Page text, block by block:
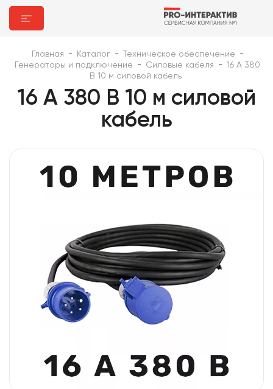
Главная - Каталог - Техническое обеспечение
-
Генераторы и подключение
- Силовые кабеля - 16 А 380
В 10 м силовой кабель
16 А 380 В 10 м силовой
кабель